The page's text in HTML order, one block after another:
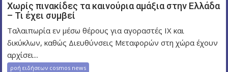
Χωρίς πινακίδες τα καινούρια αμάξια στην Ελλάδα
– Τι έχει συμβεί
Ταλαιπωρία εν μέσω θέρους για αγοραστές ΙΧ και
δικύκλων, καθώς Διευθύνσεις Μεταφορών στη χώρα έχουν
αρχίσει...
ροή ειδήσεων cosmos news